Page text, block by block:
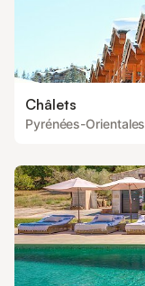
Châlets
Pyrénées-Orientales